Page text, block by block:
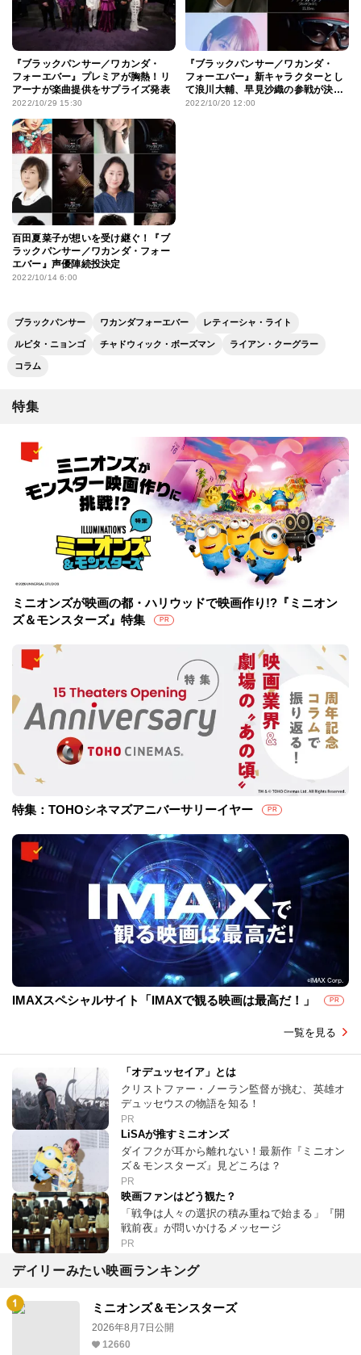
『ブラックパンサー／ワカンダ・
フォーエバー』プレミアが胸熱！リ
アーナが楽曲提供をサプライズ発表
2022/10/29 15:30
『ブラックパンサー／ワカンダ・
フォーエバー』新キャラクターとし
て浪川大輔、早見沙織の参戦が決
定！
2022/10/20 12:00
百田夏菜子が想いを受け継ぐ！『ブ
ラックパンサー／ワカンダ・フォー
エバー』声優陣続投決定
2022/10/14 6:00
ブラックパンサー ワカンダフォーエバー レティーシャ・ライト
ルピタ・ニョンゴ チャドウィック・ボーズマン ライアン・クーグラー
コラム
特集
ミニオンズが映画の都・ハリウッドで映画作り!?『ミニオン
ズ＆モンスターズ』特集
PR
特集：TOHOシネマズアニバーサリーイヤー PR
IMAXスペシャルサイト「IMAXで観る映画は最高だ！」 PR
一覧を見る
「オデュッセイア」とは
クリストファー・ノーラン監督が挑む、英雄オ
デュッセウスの物語を知る！
PR
LiSAが推すミニオンズ
ダイフクが耳から離れない！最新作『ミニオン
ズ＆モンスターズ』見どころは？
PR
映画ファンはどう観た？
「戦争は人々の選択の積み重ねで始まる」『開
戦前夜』が問いかけるメッセージ
PR
デイリーみたい映画ランキング
ミニオンズ＆モンスターズ
2026年8月7日公開
12660